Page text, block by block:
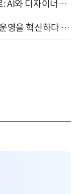
"인터페이스를 넘어 인텐트(intent)로: AI와 디자이너가 함께 만드는 공존의 UX" 강남역 (9/2)
[올쇼TV] AI 인프라를 관측하고, AI로 운영을 혁신하다 (8월 11일 생방송)